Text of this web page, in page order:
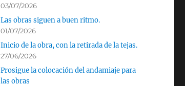
03/07/2026
Las obras siguen a buen ritmo.
01/07/2026
Inicio de la obra, con la retirada de la tejas.
27/06/2026
Prosigue la colocación del andamiaje para
las obras